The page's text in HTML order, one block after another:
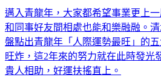
邁入青龍年，大家都希望事業更上
和同事好友間相處也能和樂融融。
盤點出青龍年「人際運勢最旺」的
旺炸，這2年來的努力就在此時發光
貴人相助，好運扶搖直上。